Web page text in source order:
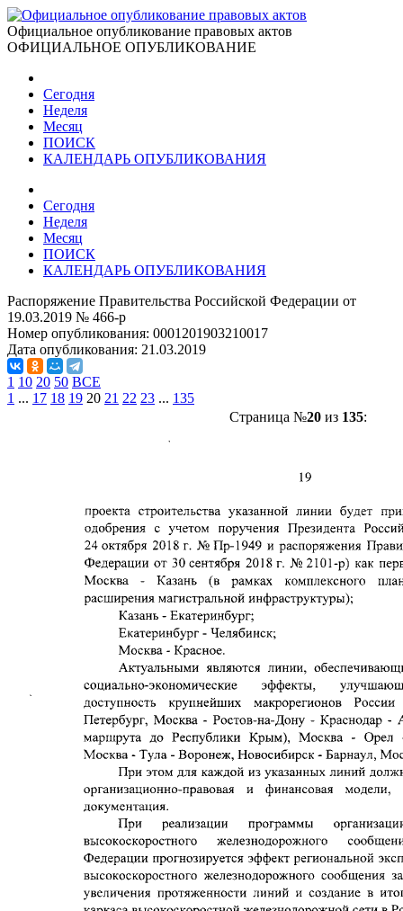
Официальное опубликование правовых актов
ОФИЦИАЛЬНОЕ ОПУБЛИКОВАНИЕ
Сегодня
Неделя
Месяц
ПОИСК
КАЛЕНДАРЬ ОПУБЛИКОВАНИЯ
Сегодня
Неделя
Месяц
ПОИСК
КАЛЕНДАРЬ ОПУБЛИКОВАНИЯ
Распоряжение Правительства Российской Федерации от
19.03.2019 № 466-р
Номер опубликования: 0001201903210017
Дата опубликования: 21.03.2019
1 10 20 50 ВСЕ
1 ... 17 18 19 20 21 22 23 ... 135
Страница №20из 135: